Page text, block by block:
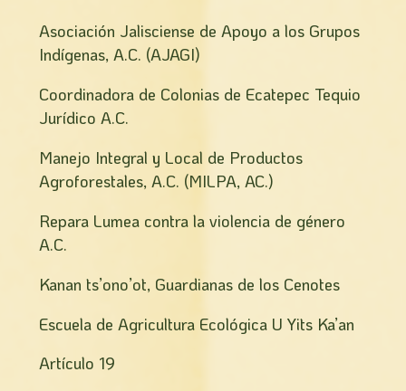
Asociación Jalisciense de Apoyo a los Grupos
Indígenas, A.C. (AJAGI)
Coordinadora de Colonias de Ecatepec Tequio
Jurídico A.C.
Manejo Integral y Local de Productos
Agroforestales, A.C. (MILPA, AC.)
Repara Lumea contra la violencia de género
A.C.
Kanan ts’ono’ot, Guardianas de los Cenotes
Escuela de Agricultura Ecológica U Yits Ka’an
Artículo 19